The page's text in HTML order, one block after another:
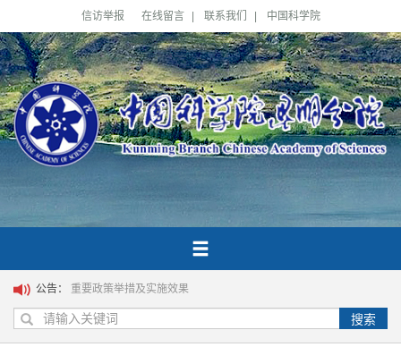
信访举报 在线留言 联系我们 中国科学院
公告： 重要政策举措及实施效果
搜索